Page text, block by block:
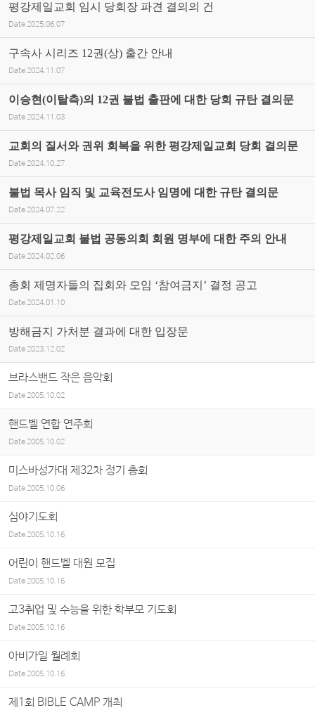
평강제일교회 임시 당회장 파견 결의의 건
Date 2025.06.07
구속사 시리즈 12권(상) 출간 안내
Date 2024.11.07
이승현(이탈측)의 12권 불법 출판에 대한 당회 규탄 결의문
Date 2024.11.03
교회의 질서와 권위 회복을 위한 평강제일교회 당회 결의문
Date 2024.10.27
불법 목사 임직 및 교육전도사 임명에 대한 규탄 결의문
Date 2024.07.22
평강제일교회 불법 공동의회 회원 명부에 대한 주의 안내
Date 2024.02.06
총회 제명자들의 집회와 모임 ‘참여금지’ 결정 공고
Date 2024.01.10
방해금지 가처분 결과에 대한 입장문
Date 2023.12.02
브라스밴드 작은 음악회
Date2005.10.02
핸드벨 연합 연주회
Date 2005.10.02
미스바성가대 제32차 정기 총회
Date2005.10.06
심야기도회
Date2005.10.16
어린이 핸드벨 대원 모집
Date2005.10.16
고3취업 및 수능을 위한 학부모 기도회
Date2005.10.16
아비가일 월례회
Date2005.10.16
제1회 BIBLE CAMP 개최